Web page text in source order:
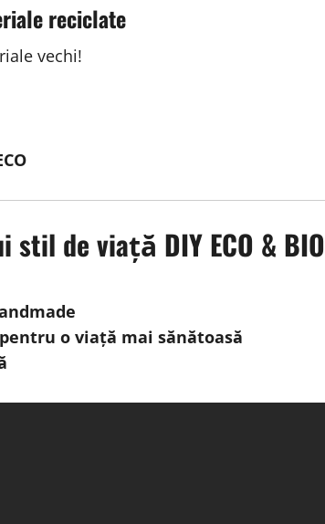
reciclate
vechi!
de viață DIY ECO & BIO
o viață mai sănătoasă